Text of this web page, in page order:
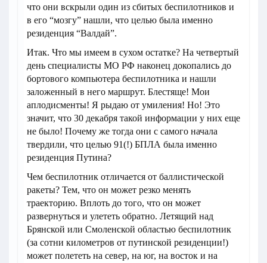
что они вскрыли один из сбитых беспилотников и
в его “мозгу” нашли, что целью была именно
резиденция “Валдай”.
Итак. Что мы имеем в сухом остатке? На четвертый
день специалисты МО РФ наконец докопались до
бортового компьютера беспилотника и нашли
заложенный в него маршрут. Блестяще! Мои
аплодисменты! Я рыдаю от умиления! Но! Это
значит, что 30 декабря такой информации у них еще
не было! Почему же тогда они с самого начала
твердили, что целью 91(!) БПЛА была именно
резиденция Путина?
Чем беспилотник отличается от баллистической
ракеты? Тем, что он может резко менять
траекторию. Вплоть до того, что он может
развернуться и улететь обратно. Летящий над
Брянской или Смоленской областью беспилотник
(за сотни километров от путинской резиденции!)
может полететь на север, на юг, на восток и на